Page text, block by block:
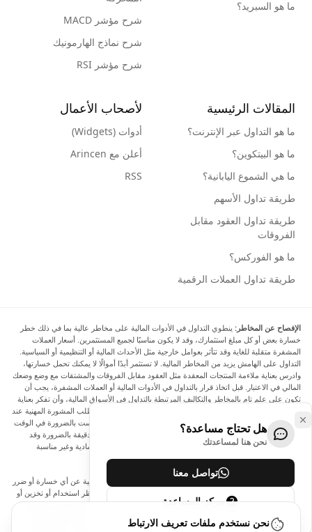
ما هو السبريد؟
شرح مؤشر MACD
شرح نماذج الهارمونيك
شرح مؤشر RSI
المقالات الرئيسية
ما هو التداول عبر الإنترنت؟
ما هو البيتكوين؟
ما هي الشموع اليابانية؟
طريقة تداول الأسهم
طريقة تداول العقود مقابل
الفروقات
ما هو الفوركس؟
طريقة تداول العملات الرقمية
لأصحاب الأعمال
أدوات (Widgets)
أعلن مع Arincen
RSS
الإفصاح عن المخاطر: ينطوي التداول في الأدوات المالية على مخاطر عالية بما في ذلك خطر
خسارة بعض أو كل مبلغ استثمارك، وقد لا يكون مناسبًا لجميع المستثمرين. أسعار العملات
المشفرة متقلبة للغاية وقد تتأثر بعوامل خارجية مثل الأحداث المالية أو التنظيمية أو السياسية.
التداول على الهامش يزيد من المخاطر المالية. لا تستثمر أبدًا أموالًا لا يمكنك تحمل خسارتها،
وادرس بعناية ملاءمة المنتجات المعقدة مثل العقود مقابل الفروقات والمشتقات مع وضع وضعك
المالي في الاعتبار. قبل اتخاذ قرار بالتداول في الأدوات المالية أو العملات المشفرة، يجب أن
تكون على علم تام بالمخاطر والتكاليف المرتبطة بالتداول في الأسواق المالية، وأن تفكر بعناية
في أهدافك الاستثمارية ومستوى خبرتك ورغبتك في المخاطرة، وأن تطلب المشورة المهنية عند
الحاجة. تود Arincen أن تذكرك بأن البيانات الواردة في هذا الموقع ليست بالضرورة في الوقت
الفعلي وليست دقيقة. البيانات والأسعار الموجودة على الموقع ليست دقيقة بالضرورة وقد
تختلف عن السعر الفعلي في أي سوق معينة، مما يعني أن الأسعار إرشادية وغير مناسبة
لأغراض التداول.
لن يتحمل Arincen وأي مزود للبيانات الواردة في هذا الموقع المسؤولية عن أي خسارة أو ضرر
نتيجة لتداولك، أو اعتمادك على المعلومات الواردة في هذا الموقع. يحظر استخدام أو تخزين أو
إعادة إنتاج أو عرض أو تعديل أو نقل أو توزيع البيانات الموجودة في هذا الموقع دون الحصول
على إذن كتابي صريح مسبق من Arincen و/أو مزود البيانات. جميع حقوق الملكية الفكرية
محفوظة من قبل مقدمي الخدمة و/أو البورصة التي تقدم البيانات الواردة في هذا الموقع. قد
هل تحتاج مساعدة؟
نحن هنا لمساعدتك
تواصل معنا
مركز المساعدة
نحن نستخدم ملفات تعريف الارتباط